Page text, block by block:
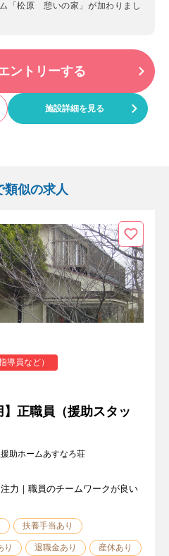
「松原 憩いの家」が加わりまし
ントリーする
施設詳細を見る
類似の求人
導員など）
】正職員（援助スタッ
助ホームあすなろ荘
力｜職員のチームワークが良い
扶養手当あり
り 退職金あり 産休あり